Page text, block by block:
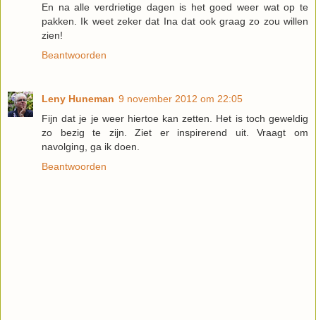
En na alle verdrietige dagen is het goed weer wat op te
pakken. Ik weet zeker dat Ina dat ook graag zo zou willen
zien!
Beantwoorden
Leny Huneman 9 november 2012 om 22:05
Fijn dat je je weer hiertoe kan zetten. Het is toch geweldig
zo bezig te zijn. Ziet er inspirerend uit. Vraagt om
navolging, ga ik doen.
Beantwoorden